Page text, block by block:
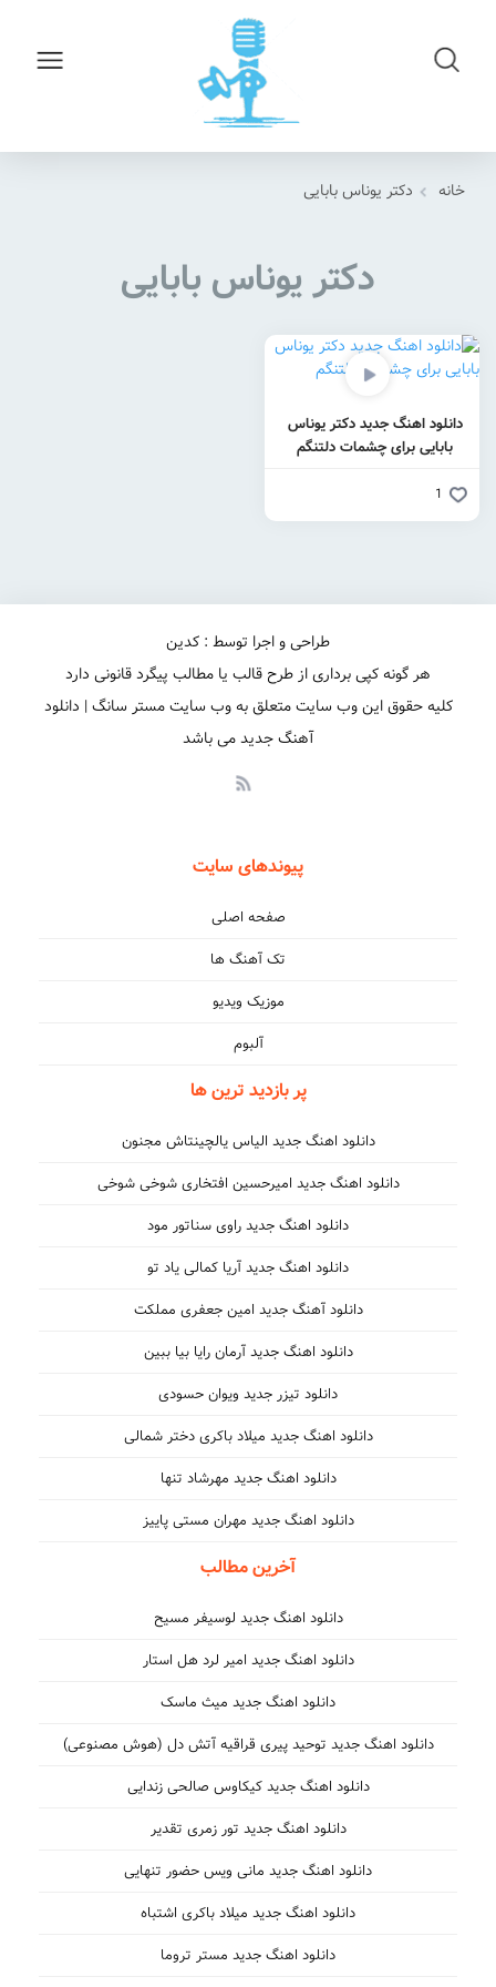
خانه دکتر یوناس بابایی
دکتر یوناس بابایی
دانلود اهنگ جدید دکتر یوناس
بابایی برای چشمات دلتنگم
1
طراحی و اجرا توسط : کدین
هر گونه کپی برداری از طرح قالب یا مطالب پیگرد قانونی دارد
کلیه حقوق این وب سایت متعلق به وب سایت مستر سانگ | دانلود
آهنگ جدید می باشد
پیوندهای سایت
صفحه اصلی
تک آهنگ ها
موزیک ویدیو
آلبوم
پر بازدید ترین ها
دانلود اهنگ جدید الیاس یالچینتاش مجنون
دانلود اهنگ جدید امیرحسین افتخاری شوخی شوخی
دانلود اهنگ جدید راوی سناتور مود
دانلود اهنگ جدید آریا کمالی یاد تو
دانلود آهنگ جدید امین جعفری مملکت
دانلود اهنگ جدید آرمان رایا بیا ببین
دانلود تیزر جدید ویوان حسودی
دانلود اهنگ جدید میلاد باکری دختر شمالی
دانلود اهنگ جدید مهرشاد تنها
دانلود اهنگ جدید مهران مستی پاییز
آخرین مطالب
دانلود اهنگ جدید لوسیفر مسیح
دانلود اهنگ جدید امیر لرد هل استار
دانلود اهنگ جدید میث ماسک
دانلود اهنگ جدید توحید پیری قراقیه آتش دل (هوش مصنوعی)
دانلود اهنگ جدید کیکاوس صالحی زندایی
دانلود اهنگ جدید تور زمری تقدیر
دانلود اهنگ جدید مانی ویس حضور تنهایی
دانلود اهنگ جدید میلاد باکری اشتباه
دانلود اهنگ جدید مستر تروما